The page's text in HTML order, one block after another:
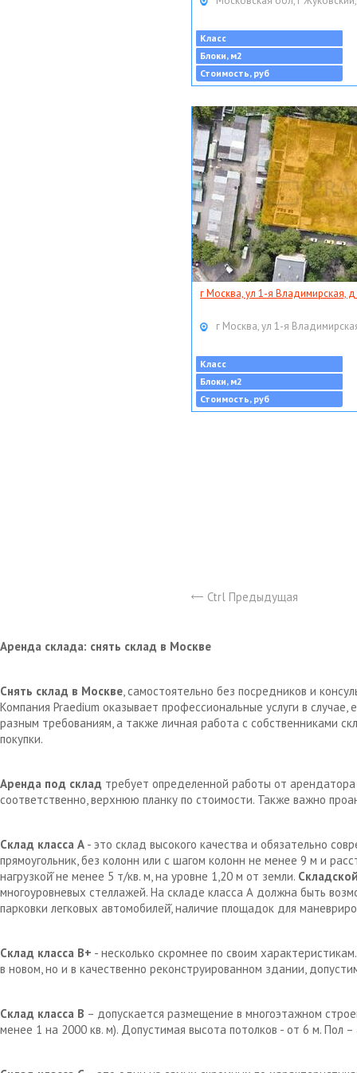
Класс
Блоки, м2
Стоимость, руб
г Москва, ул 1-я Владимирская, д
г Москва, ул 1-я
Класс
Блоки, м2
Стоимость, руб
Ctrl Предыдущая
Аренда склада: снять склад в Москве
Снять склад в Москве, самостоятельно без посредников и
Компания Praedium оказывает профессиональные услуги в
разным требованиям, а также личная работа с собственниками
покупки.
Аренда под склад требует определенной работы от
соответственно, верхнюю планку по стоимости. Также важно
Склад класса А - это склад высокого качества и обязательно
прямоугольник, без колонн или с шагом колонн не менее 9 м и
нагрузкой̆ не менее 5 т/кв. м, на уровне 1,20 м от земли.
многоуровневых стеллажей. На складе класса А должна быть
парковки легковых автомобилей̆, наличие площадок для
Склад класса В+ - несколько скромнее по своим
в новом, но и в качественно реконструированном здании,
Склад класса В – допускается размещение в многоэтажном
менее 1 на 2000 кв. м). Допустимая высота потолков - от 6 м. Пол